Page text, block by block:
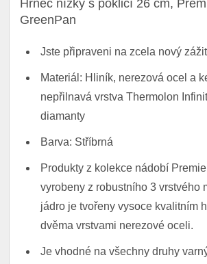
Hrnec nízký s poklicí 26 cm,
GreenPan
Jste připraveni na zcela nový
Materiál: Hliník, nerezová ocel a
nepřilnavá vrstva Thermolon
diamanty
Barva: Stříbrná
Produkty z kolekce nádobí
vyrobeny z robustního 3 vrstvého
jádro je tvořeny vysoce kvalitním
dvěma vrstvami nerezové oceli.
Je vhodné na všechny druhy